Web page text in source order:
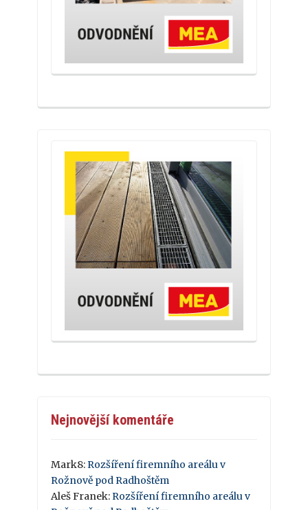
Nejnovější komentáře
Mark8:Rozšíření firemního areálu v
Rožnově pod Radhoštěm
Aleš Franek:Rozšíření firemního areálu v